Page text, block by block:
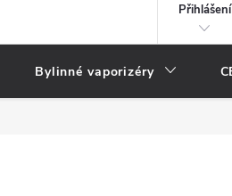
Přihlášení
Bylinné vaporizéry